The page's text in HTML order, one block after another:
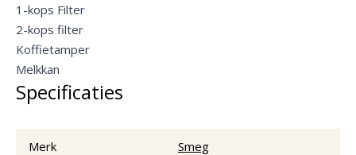
1-kops Filter
2-kops filter
Koffietamper
Melkkan
Specificaties
Merk Smeg